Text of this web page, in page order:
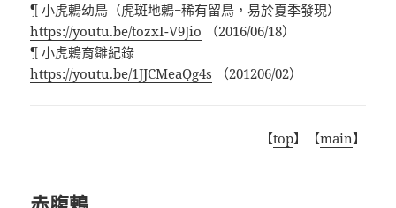
¶ 小虎鶇幼鳥（虎斑地鶇−稀有留鳥，易於夏季發現）
https://youtu.be/tozxI-V9Jio （2016/06/18）
¶ 小虎鶇育雛紀錄
https://youtu.be/1JJCMeaQg4s （201206/02）
【top】【main】